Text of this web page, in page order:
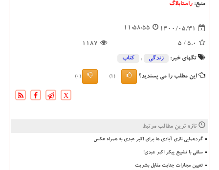
منبع: راستابلاگ
1400/05/31
11:58:55
5.0
/ 5
1187
تگهای خبر: زندگی , كتاب
این مطلب را می پسندید؟ (1)
(0)
X
تازه ترین مطالب مرتبط
گردهمایی نازی آبادی ها برای اکبر عبدی به همراه عکس
سلفی با تشییع پیکر اکبر عبدی!
تعیین مجازات جنایت مقابل بشریت